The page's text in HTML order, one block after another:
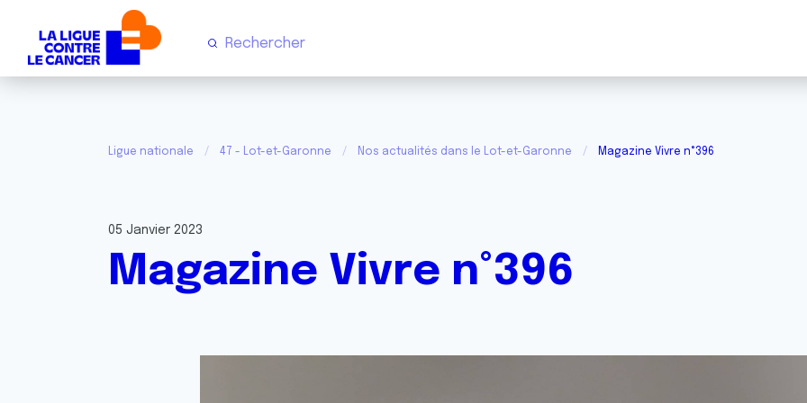
Ligue nationale 47 - Lot-et-Garonne Nos actualités dans le Lot-et-Garonne Magazine Vivre n°396
05 Janvier 2023
Magazine Vivre n°396